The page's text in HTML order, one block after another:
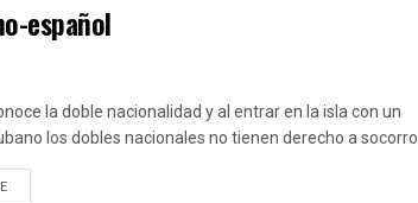
español
la doble nacionalidad y al entrar en la isla con un
los dobles nacionales no tienen derecho a socorro.
DETAILS